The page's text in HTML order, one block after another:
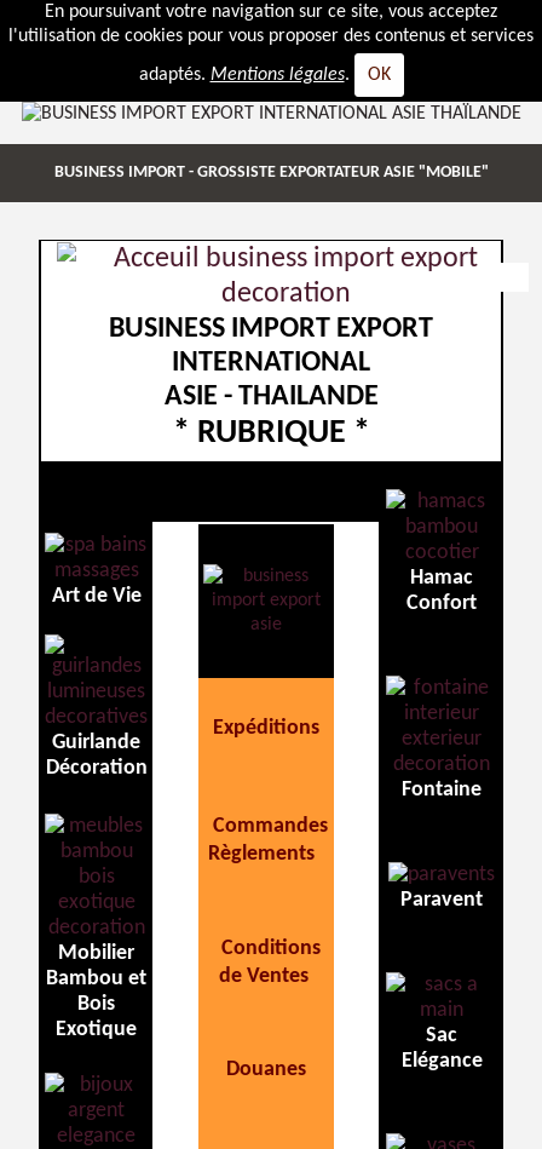
En poursuivant votre navigation sur ce site, vous acceptez
l'utilisation de cookies pour vous proposer des contenus et services
adaptés. Mentions légales. OK
BUSINESS IMPORT - GROSSISTE EXPORTATEUR ASIE "MOBILE"
BUSINESS IMPORT EXPORT
INTERNATIONAL
ASIE - THAILANDE
* RUBRIQUE *
Expéditions
Commandes
Règlements
Conditions
de Ventes
Douanes
Art de Vie
Guirlande
Décoration
Mobilier
Bambou et
Bois
Exotique
Hamac
Confort
Fontaine
Paravent
Sac
Elégance